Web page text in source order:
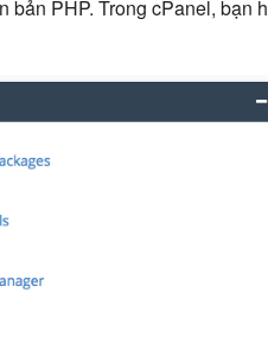
bản PHP. Trong cPanel, bạn